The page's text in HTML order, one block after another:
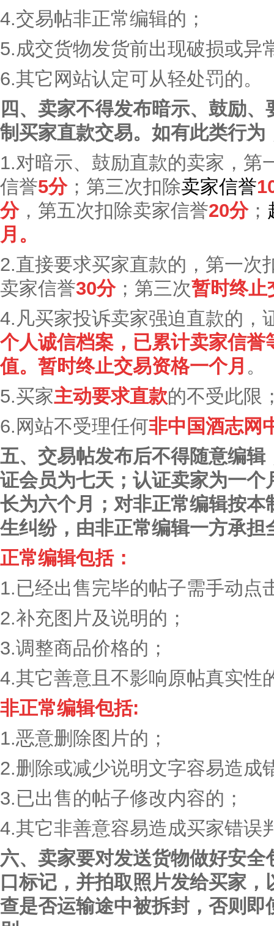
4.交易帖非正常编辑的；
5.成交货物发货前出现破损或异
6.其它网站认定可从轻处罚的。
四、卖家不得发布暗示、鼓励
制买家直款交易。如有此类行为
1.对暗示、鼓励直款的卖家，第
信誉5分；第三次扣除卖家信誉
分，第五次扣除卖家信誉20分；
月。
2.直接要求买家直款的，第一次
卖家信誉30分；第三次暂时终止
4.凡买家投诉卖家强迫直款的，
个人诚信档案 ，已累计卖家信誉
值。 暂时终止交易资格一个月 。
5.买家主动要求直款的不受此限
6.网站不受理任何非中国酒志网
五、交易帖发布后不得随意编
证会员为七天；认证卖家为一
长为六个月；对非正常编辑按
生纠纷，由非正常编辑一方承担
正常编辑包括：
1.已经出售完毕的帖子需手动点
2.补充图片及说明的；
3.调整商品价格的；
4.其它善意且不影响原帖真实性
非正常编辑包括:
1.恶意删除图片的；
2.删除或减少说明文字容易造成
3.已出售的帖子修改内容的；
4.其它非善意容易造成买家错误
六、卖家要对发送货物做好安
口标记，并拍取照片发给买家
查是否运输途中被拆封，否则